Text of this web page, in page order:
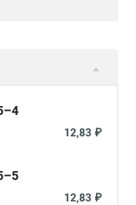
12,83 ₽
12,83 ₽